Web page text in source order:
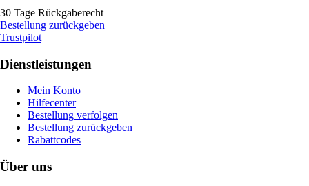
30 Tage Rückgaberecht
Bestellung zurückgeben
Trustpilot
Dienstleistungen
Mein Konto
Hilfecenter
Bestellung verfolgen
Bestellung zurückgeben
Rabattcodes
Über uns